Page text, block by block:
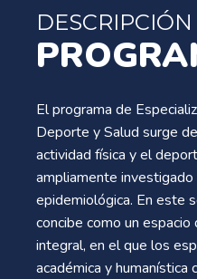
El programa de
Deporte y Salud surge
actividad física y el
ampliamente
epidemiológica. En este
concibe como un
integral, en el que los
académica y humanística